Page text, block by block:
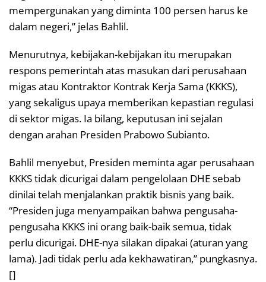
mempergunakan yang diminta 100 persen harus ke
dalam negeri,” jelas Bahlil.
Menurutnya, kebijakan-kebijakan itu merupakan
respons pemerintah atas masukan dari perusahaan
migas atau Kontraktor Kontrak Kerja Sama (KKKS),
yang sekaligus upaya memberikan kepastian regulasi
di sektor migas. Ia bilang, keputusan ini sejalan
dengan arahan Presiden Prabowo Subianto.
Bahlil menyebut, Presiden meminta agar perusahaan
KKKS tidak dicurigai dalam pengelolaan DHE sebab
dinilai telah menjalankan praktik bisnis yang baik.
“Presiden juga menyampaikan bahwa pengusaha-
pengusaha KKKS ini orang baik-baik semua, tidak
perlu dicurigai. DHE-nya silakan dipakai (aturan yang
lama). Jadi tidak perlu ada kekhawatiran,” pungkasnya.
[]